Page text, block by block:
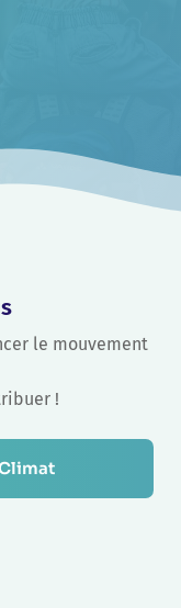
le mouvement
!